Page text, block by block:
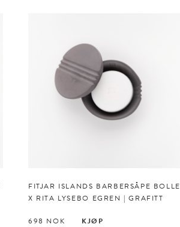
FITJAR ISLANDS BARBERSÅPE BOLLE
X RITA LYSEBO EGREN | GRAFITT
698 NOK KJØP